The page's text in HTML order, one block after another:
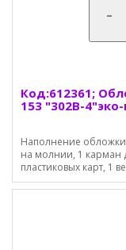
-
Код:612361;
153 "302B-
Наполнение
на молнии, 1 карман
пластиковых карт, 1